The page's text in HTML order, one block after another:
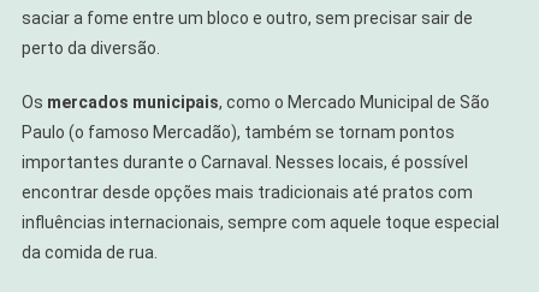
saciar a fome entre um bloco e outro, sem precisar sair de
perto da diversão.
Os mercados municipais, como o Mercado Municipal de São
Paulo (o famoso Mercadão), também se tornam pontos
importantes durante o Carnaval. Nesses locais, é possível
encontrar desde opções mais tradicionais até pratos com
influências internacionais, sempre com aquele toque especial
da comida de rua.